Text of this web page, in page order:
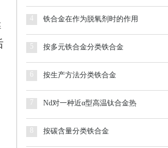
4 铁合金在作为脱氧剂时的作用
5 按多元铁合金分类铁合金
按生产方法分类铁合金
7 Nd对一种近α型高温钛合金热
按碳含量分类铁合金